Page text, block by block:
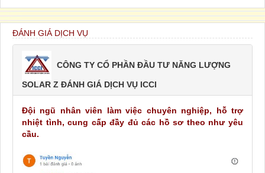
ĐÁNH GIÁ DỊCH VỤ
CÔNG TY CỔ PHẦN ĐẦU TƯ NĂNG LƯỢNG
SOLAR Z ĐÁNH GIÁ DỊCH VỤ ICCI
Đội ngũ nhân viên làm việc chuyên nghiệp, hỗ trợ
nhiệt tình, cung cấp đầy đủ các hồ sơ theo như yêu
cầu.